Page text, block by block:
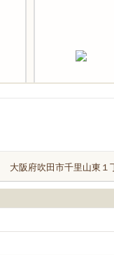
大阪府吹田市千里山東